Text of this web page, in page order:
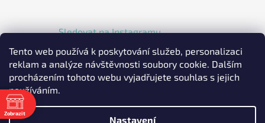
Tento web používá k poskytování služeb, personalizaci
reklam a analýze návštěvnosti soubory cookie. Dalším
procházením tohoto webu vyjadřujete souhlas s jejich
používáním.
Nastavení
Sledovat na Instagramu
Zobrazit